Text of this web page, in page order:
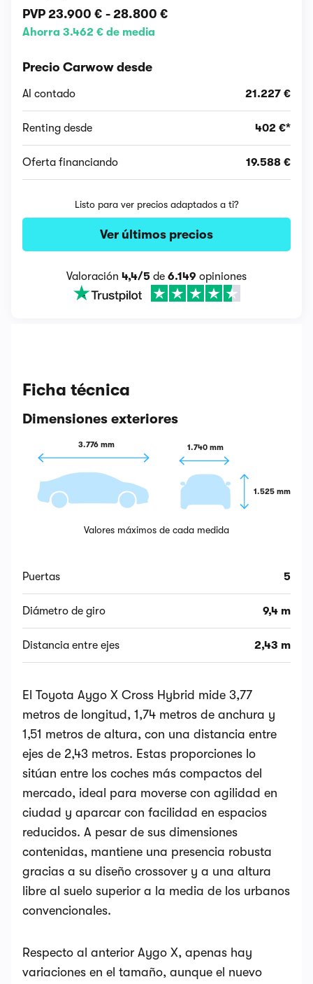
PVP 23.900 € - 28.800 €
Ahorra 3.462 € de media
Precio Carwow desde
Al contado 21.227 €
Renting desde 402 €*
Oferta financiando 19.588 €
Listo para ver precios adaptados a ti?
Ver últimos precios
Valoración 4,4/5 de 6.149 opiniones
Ficha técnica
Dimensiones exteriores
3.776 mm 1.740 mm
1.525 mm
Valores máximos de cada medida
Puertas 5
Diámetro de giro 9,4 m
Distancia entre ejes 2,43 m
El Toyota Aygo X Cross Hybrid mide 3,77
metros de longitud, 1,74 metros de anchura y
1,51 metros de altura, con una distancia entre
ejes de 2,43 metros. Estas proporciones lo
sitúan entre los coches más compactos del
mercado, ideal para moverse con agilidad en
ciudad y aparcar con facilidad en espacios
reducidos. A pesar de sus dimensiones
contenidas, mantiene una presencia robusta
gracias a su diseño crossover y a una altura
libre al suelo superior a la media de los urbanos
convencionales.
Respecto al anterior Aygo X, apenas hay
variaciones en el tamaño, aunque el nuevo